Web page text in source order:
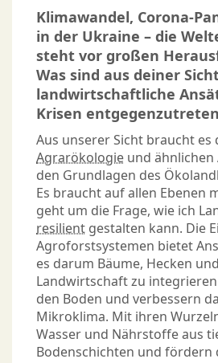
Klimawandel, Corona-
in der Ukraine – die
steht vor großen
Was sind aus deiner
landwirtschaftliche
Krisen
Aus unserer Sicht braucht es
Agrarökologie und ähnlichen
den Grundlagen des
Es braucht auf allen Ebenen
geht um die Frage, wie ich
resilient gestalten kann. Die
Agroforstsystemen bietet
es darum Bäume, Hecken
Landwirtschaft zu
den Boden und verbessern
Mikroklima. Mit ihren
Wasser und Nährstoffe aus
Bodenschichten und fördern